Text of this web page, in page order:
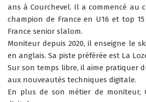
HORAIRES
DU BUREAU ESF
QUEL EST MON NIVEAU ?
ans à Courchevel. Il a commencé au
champion de France en U16 et top
France senior slalom.
Moniteur depuis 2020, il enseigne le
en anglais. Sa piste préférée est La
Sur son temps libre, il aime pratiquer
aux nouveautés techniques digitale.
En plus de son métier de moniteur,